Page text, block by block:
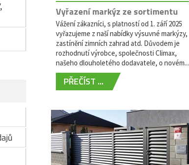
Vyřazení markýz ze sortimentu
Vážení zákazníci, s platností od 1. září 2025
vyřazujeme z naší nabídky výsuvné markýzy,
zastínění zimních zahrad atd. Důvodem je
rozhodnutí výrobce, společnosti Climax,
našeho dlouholetého dodavatele, o novém...
PŘEČÍST ...